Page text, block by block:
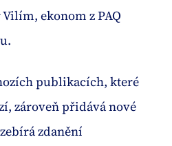
ekonom z PAQ
publikacích, které
zároveň přidává nové
zdanění